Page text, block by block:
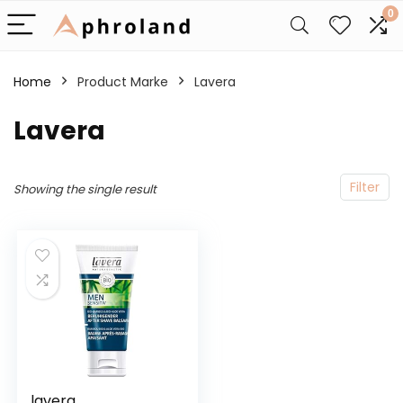
0
Home Product Marke ‎Lavera
‎Lavera
Filter
Showing the single result